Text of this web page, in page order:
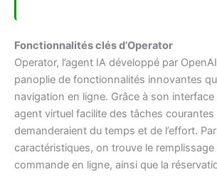
Fonctionnalités clés d’Operator
Operator, l’agent IA développé par
panoplie de fonctionnalités innovantes
navigation en ligne. Grâce à son
agent virtuel facilite des tâches courantes
demanderaient du temps et de l’effort.
caractéristiques, on trouve le remplissage
commande en ligne, ainsi que la